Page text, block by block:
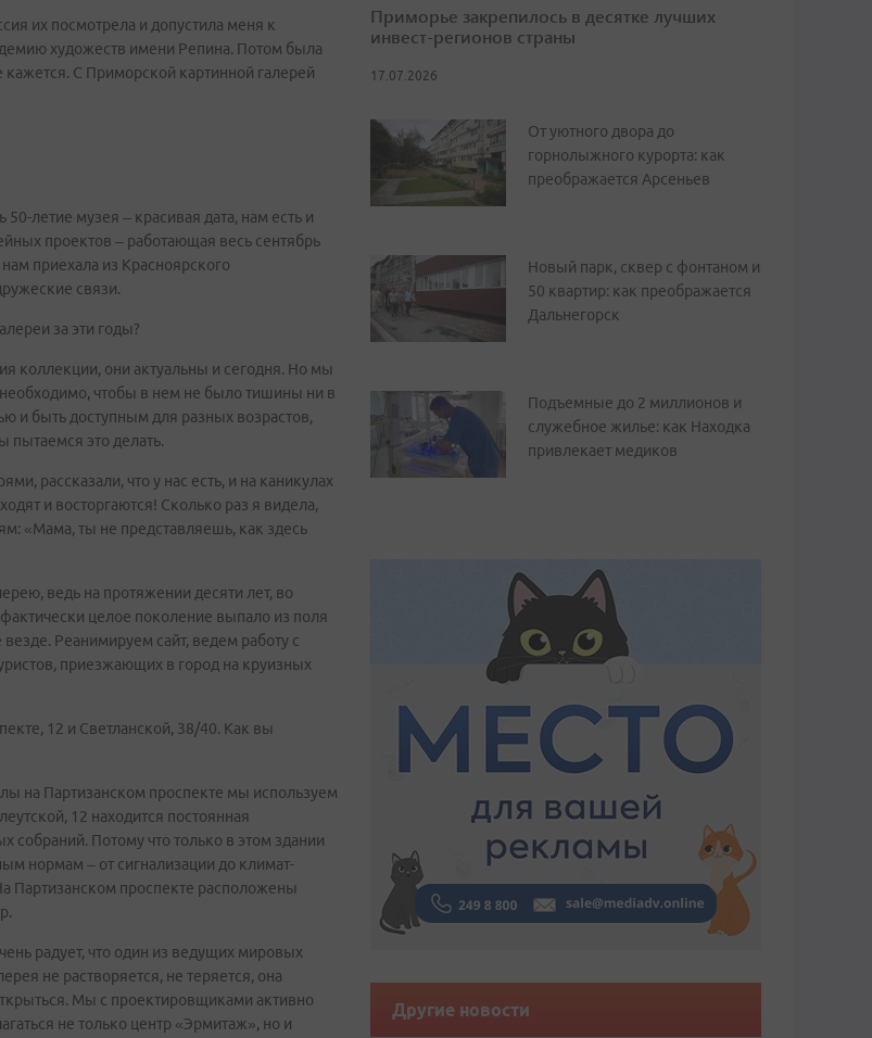
их посмотрела и допустила меня к
художеств имени Репина. Потом была
кажется. С Приморской картинной галерей
летие музея – красивая дата, нам есть и
проектов – работающая весь сентябрь
приехала из Красноярского
связи.
за эти годы?
коллекции, они актуальны и сегодня. Но мы
чтобы в нем не было тишины ни в
и быть доступным для разных возрастов,
пытаемся это делать.
рассказали, что у нас есть, и на каникулах
и восторгаются! Сколько раз я видела,
«Мама, ты не представляешь, как здесь
ведь на протяжении десяти лет, во
целое поколение выпало из поля
Реанимируем сайт, ведем работу с
приезжающих в город на круизных
12 и Светланской, 38/40. Как вы
на Партизанском проспекте мы используем
12 находится постоянная
собраний. Потому что только в этом здании
нормам – от сигнализации до климат-
Партизанском проспекте расположены
радует, что один из ведущих мировых
не растворяется, не теряется, она
Мы с проектировщиками активно
не только центр «Эрмитаж», но и
Приморье закрепилось в десятке лучших
инвест-регионов страны
17.07.2026
От уютного двора до
горнолыжного курорта: как
преображается Арсеньев
Новый парк, сквер с фонтаном и
50 квартир: как преображается
Дальнегорск
Подъемные до 2 миллионов и
служебное жилье: как Находка
привлекает медиков
Другие новости